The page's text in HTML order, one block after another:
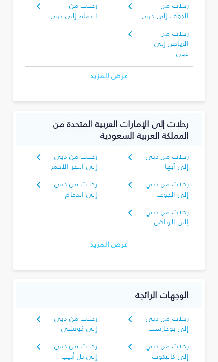
رحلات من
الجوف إلى دبي
رحلات من
الدمام إلى دبي
رحلات من
الرياض إلى
دبي
عرض المزيد
رحلات إلى الإمارات العربية المتحدة من
المملكة العربية السعودية
رحلات من دبي
إلى أبها
رحلات من دبي
إلى البحر الأحمر
رحلات من دبي
إلى الجوف
رحلات من دبي
إلى الدمام
رحلات من دبي
إلى الرياض
عرض المزيد
الوجهات الرائجة
رحلات من دبي
إلى بوخارست
رحلات من دبي
إلى كوتشي
رحلات من دبي
إلى كاليكوت
رحلات من دبي
إلى تل أبيب